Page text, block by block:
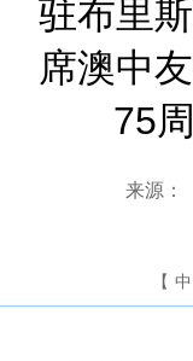
驻布里
席澳中
75
来源：
【 中